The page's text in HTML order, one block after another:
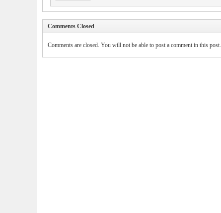
Comments Closed
Comments are closed. You will not be able to post a comment in this post.